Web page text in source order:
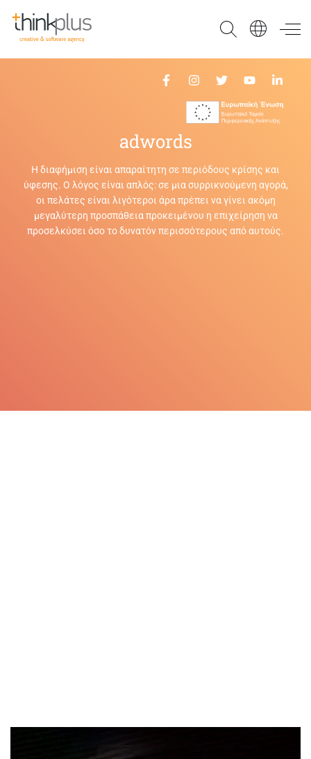
Think Plus
adwords
Η διαφήμιση είναι απαραίτητη σε περιόδους κρίσης και
ύφεσης. Ο λόγος είναι απλός: σε μια συρρικνούμενη αγορά,
οι πελάτες είναι λιγότεροι άρα πρέπει να γίνει ακόμη
μεγαλύτερη προσπάθεια προκειμένου η επιχείρηση να
προσελκύσει όσο το δυνατόν περισσότερους από αυτούς.